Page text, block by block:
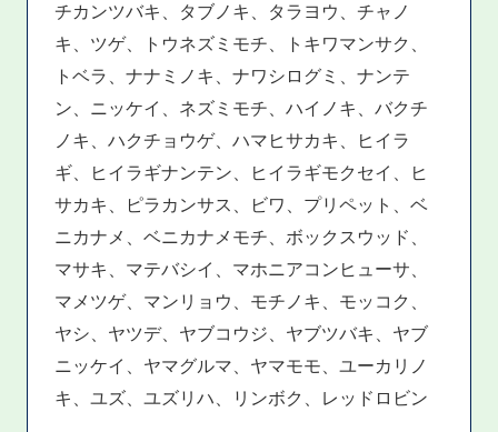
チカンツバキ、タブノキ、タラヨウ、チャノ
キ、ツゲ、トウネズミモチ、トキワマンサク、
トベラ、ナナミノキ、ナワシログミ、ナンテ
ン、ニッケイ、ネズミモチ、ハイノキ、バクチ
ノキ、ハクチョウゲ、ハマヒサカキ、ヒイラ
ギ、ヒイラギナンテン、ヒイラギモクセイ、ヒ
サカキ、ピラカンサス、ビワ、プリペット、ベ
ニカナメ、ベニカナメモチ、ボックスウッド、
マサキ、マテバシイ、マホニアコンヒューサ、
マメツゲ、マンリョウ、モチノキ、モッコク、
ヤシ、ヤツデ、ヤブコウジ、ヤブツバキ、ヤブ
ニッケイ、ヤマグルマ、ヤマモモ、ユーカリノ
キ、ユズ、ユズリハ、リンボク、レッドロビン